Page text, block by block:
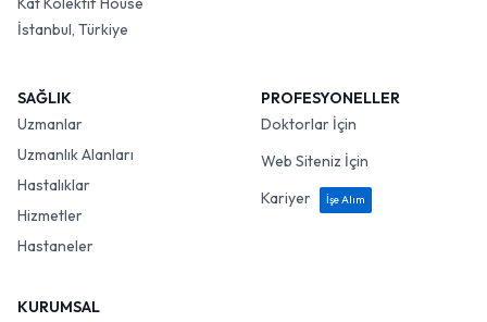
İstanbul, Türkiye
SAĞLIK
Uzmanlar
Uzmanlık Alanları
Hastalıklar
Hizmetler
Hastaneler
PROFESYONELLER
Doktorlar İçin
Web Siteniz İçin
Kariyer
İşe Alım
KURUMSAL